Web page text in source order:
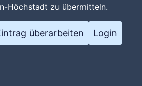
Höchstadt zu übermitteln.
überarbeiten Login